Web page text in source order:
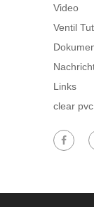
Video
Ventil
Links
clear